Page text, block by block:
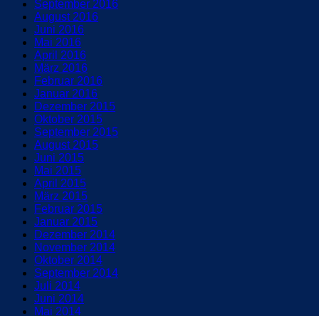
September 2016
August 2016
Juni 2016
Mai 2016
April 2016
März 2016
Februar 2016
Januar 2016
Dezember 2015
Oktober 2015
September 2015
August 2015
Juni 2015
Mai 2015
April 2015
März 2015
Februar 2015
Januar 2015
Dezember 2014
November 2014
Oktober 2014
September 2014
Juli 2014
Juni 2014
Mai 2014